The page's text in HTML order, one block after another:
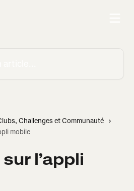
Challenges et Communauté
mobile
l’appli